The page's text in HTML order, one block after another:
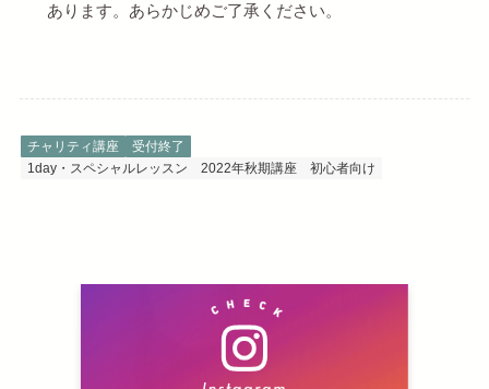
あります。あらかじめご了承ください。
チャリティ講座
受付終了
1day・スペシャルレッスン
2022年秋期講座 初心者向け